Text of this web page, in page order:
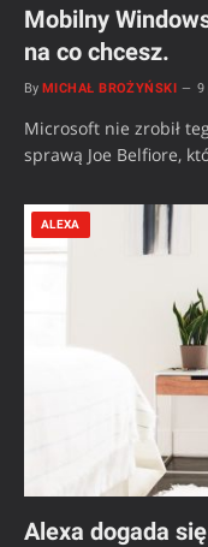
Mobilny
na co chcesz.
By MICHAŁ BROŻYŃSKI 9
Microsoft nie zrobił
sprawą Joe Belfiore,
ALEXA
Alexa dogada